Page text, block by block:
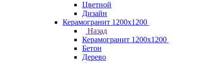
Цветной
Дизайн
Керамогранит 1200x1200
Назад
Керамогранит 1200x1200
Бетон
Дерево